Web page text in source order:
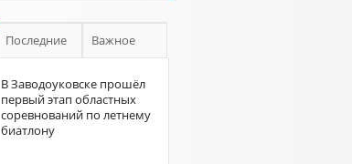
Последние Важное
В Заводоуковске прошёл
первый этап областных
соревнований по летнему
биатлону